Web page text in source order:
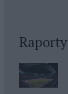
Raporty